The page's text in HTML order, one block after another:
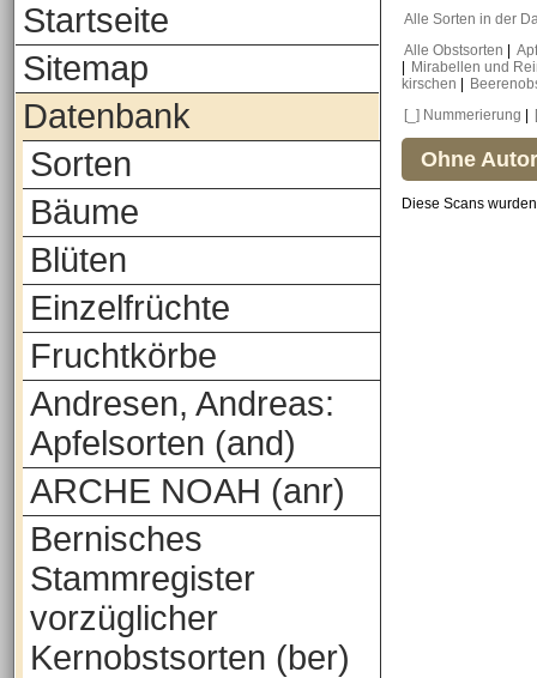
Startseite
Sitemap
Datenbank
Sorten
Bäume
Blüten
Einzelfrüchte
Fruchtkörbe
Andresen, Andreas:
Apfelsorten (and)
ARCHE NOAH (anr)
Bernisches
Stammregister
vorzüglicher
Kernobstsorten (ber)
Alle Sorten in der
Alle Obstsorten
Mirabellen und
kirschen
[_] Nummerierung
Ohne
Diese Scans